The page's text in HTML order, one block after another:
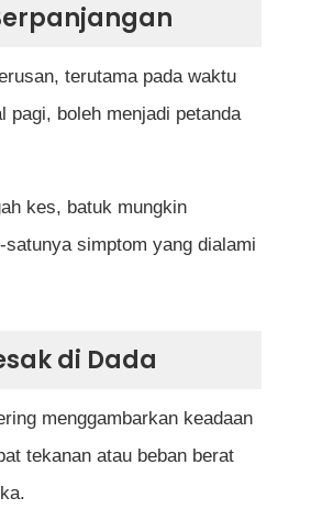
terutama pada waktu
pagi, boleh menjadi petanda
kes, batuk mungkin
satunya simptom yang dialami
di Dada
menggambarkan keadaan
tekanan atau beban berat